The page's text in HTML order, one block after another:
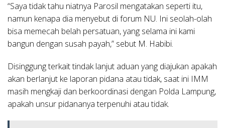
“Saya tidak tahu niatnya Parosil mengatakan seperti itu,
namun kenapa dia menyebut di forum NU. Ini seolah-olah
bisa memecah belah persatuan, yang selama ini kami
bangun dengan susah payah,” sebut M. Habibi.
Disinggung terkait tindak lanjut aduan yang diajukan apakah
akan berlanjut ke laporan pidana atau tidak, saat ini IMM
masih mengkaji dan berkoordinasi dengan Polda Lampung,
apakah unsur pidananya terpenuhi atau tidak.